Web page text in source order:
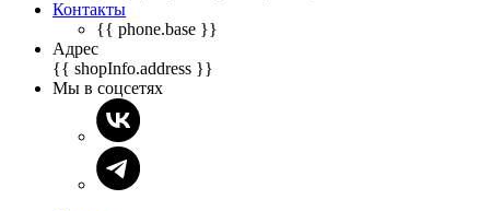
Контакты
{{ phone.base }}
Адрес
{{ shopInfo.address }}
Мы в соцсетях